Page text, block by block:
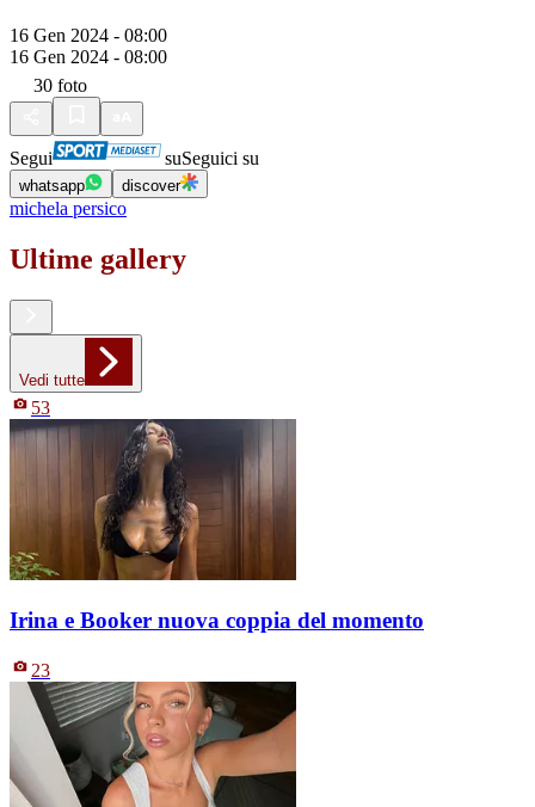
16 Gen 2024 - 08:00
16 Gen 2024 - 08:00
30 foto
Segui suSeguici su
whatsapp discover
michela persico
Ultime gallery
Vedi tutte
53
Irina e Booker nuova coppia del momento
23